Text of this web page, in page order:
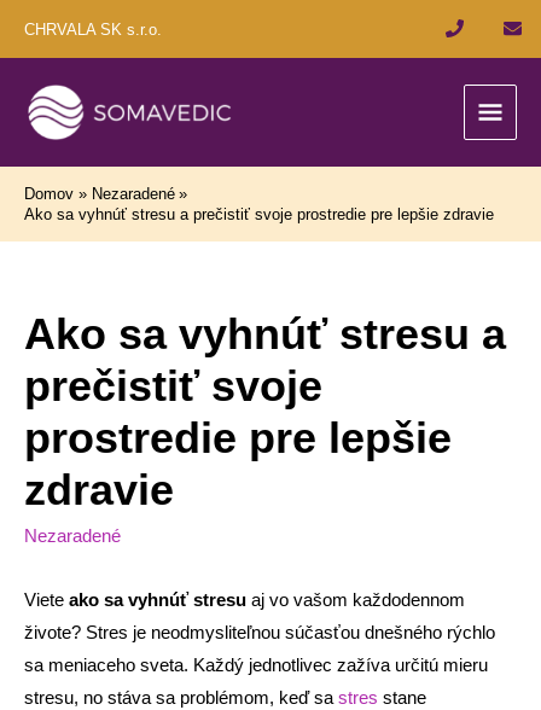
CHRVALA SK s.r.o.
Domov
Nezaradené
Ako sa vyhnúť stresu a prečistiť svoje prostredie pre lepšie zdravie
Ako sa vyhnúť stresu a
prečistiť svoje
prostredie pre lepšie
zdravie
Nezaradené
Viete ako sa vyhnúť stresu aj vo vašom každodennom
živote? Stres je neodmysliteľnou súčasťou dnešného rýchlo
sa meniaceho sveta. Každý jednotlivec zažíva určitú mieru
stresu, no stáva sa problémom, keď sastres stane